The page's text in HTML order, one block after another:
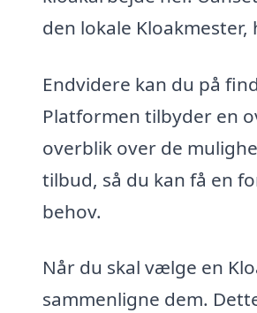
den lokale
Endvidere kan du på
Platformen tilbyder en
overblik over de
tilbud, så du kan få en
behov.
Når du skal vælge en
sammenligne dem.